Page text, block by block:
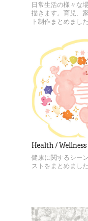
日常生活の様々な
描きます。育児、
ト制作まとめました
Health / Wellness
健康に関するシー
ストをまとめました